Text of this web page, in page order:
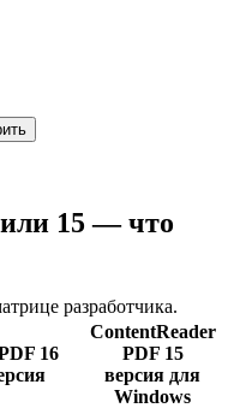
15 — что
разработчика.
16
ContentReader
PDF 15
версия для
Windows